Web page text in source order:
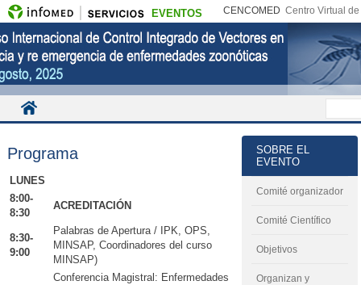
EVENTOS CENCOMED Centro Virtual
Programa
LUNES
8:00-
8:30
ACREDITACIÓN
8:30-
9:00
Palabras de Apertura / IPK, OPS,
MINSAP, Coordinadores del curso
MINSAP)
Conferencia Magistral: Enfermedades
SOBRE EL
EVENTO
Comité organizador
Comité Científico
Objetivos
Organizan y